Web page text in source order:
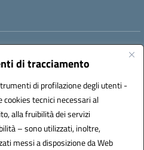
di tracciamento
di profilazione degli utenti -
tecnici necessari al
alla fruibilità dei servizi
– sono utilizzati, inoltre,
messi a disposizione da Web
fgps040004@istruzione.it
(IPA): istsc_fgps040004